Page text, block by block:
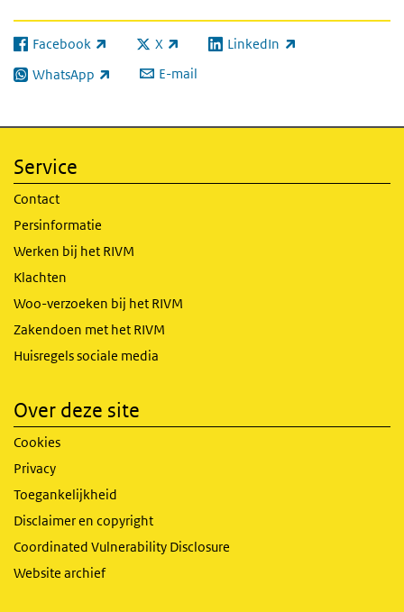
Facebook
(externe link) X
(externe link) LinkedIn
(externe link)
WhatsApp
(externe link) E-mail
Service
Contact
Persinformatie
Werken bij het RIVM
Klachten
Woo-verzoeken bij het RIVM
Zakendoen met het RIVM
Huisregels sociale media
Over deze site
Cookies
Privacy
Toegankelijkheid
Disclaimer en copyright
Coordinated Vulnerability Disclosure
Website archief